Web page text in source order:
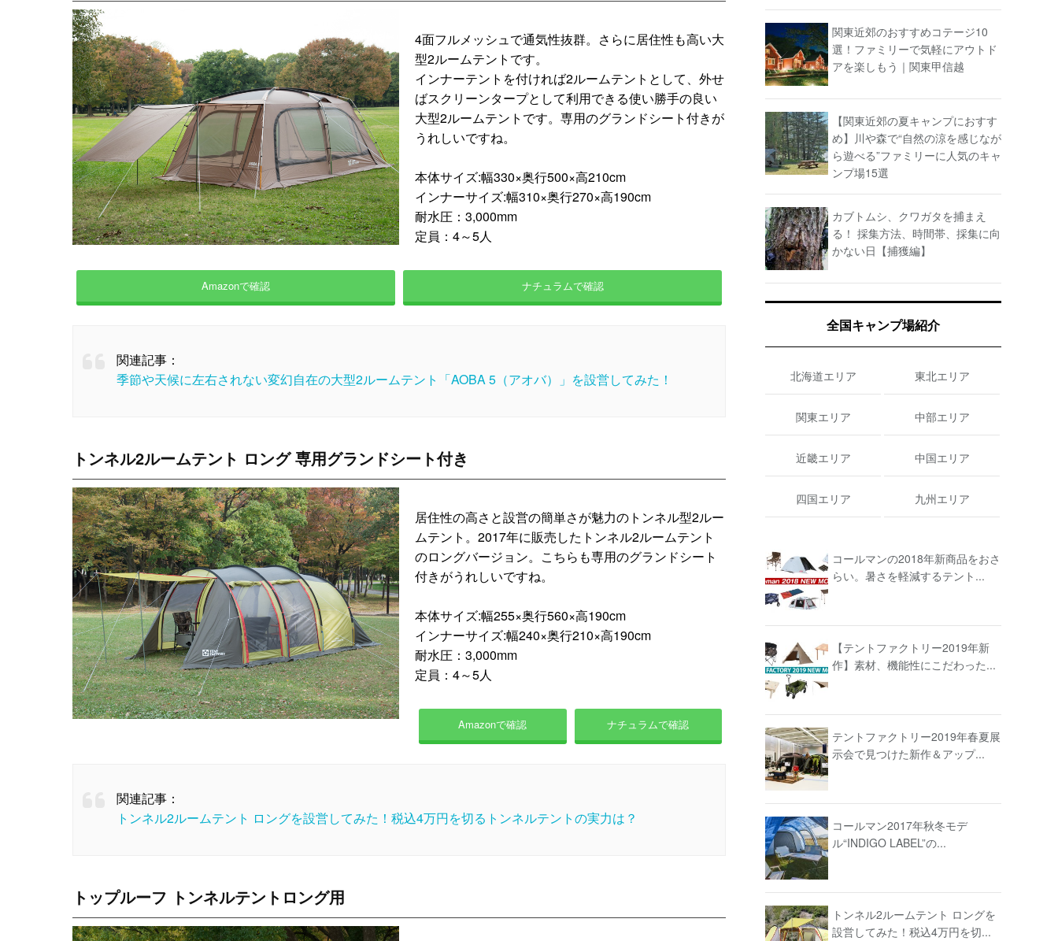
4面フルメッシュで通気性抜群。さらに居住性も高い大
型2ルームテントです。
インナーテントを付ければ2ルームテントとして、外せ
ばスクリーンタープとして利用できる使い勝手の良い
大型2ルームテントです。専用のグランドシート付きが
うれしいですね。
本体サイズ:幅330×奥行500×高210cm
インナーサイズ:幅310×奥行270×高190cm
耐水圧：3,000mm
定員：4～5人
Amazonで確認 ナチュラムで確認
関連記事：
季節や天候に左右されない変幻自在の大型2ルームテント「AOBA 5（アオバ）」を設営してみた！
トンネル2ルームテント ロング 専用グランドシート付き
居住性の高さと設営の簡単さが魅力のトンネル型2ルー
ムテント。2017年に販売したトンネル2ルームテント
のロングバージョン。こちらも専用のグランドシート
付きがうれしいですね。
本体サイズ:幅255×奥行560×高190cm
インナーサイズ:幅240×奥行210×高190cm
耐水圧：3,000mm
定員：4～5人
Amazonで確認 ナチュラムで確認
関連記事：
トンネル2ルームテント ロングを設営してみた！税込4万円を切るトンネルテントの実力は？
トップルーフ トンネルテントロング用
関東近郊のおすすめコテージ10
選！ファミリーで気軽にアウトド
アを楽しもう｜関東甲信越
【関東近郊の夏キャンプにおすす
め】川や森で“自然の涼を感じなが
ら遊べる”ファミリーに人気のキャ
ンプ場15選
カブトムシ、クワガタを捕まえ
る！ 採集方法、時間帯、採集に向
かない日【捕獲編】
全国キャンプ場紹介
北海道エリア 東北エリア
関東エリア 中部エリア
近畿エリア 中国エリア
四国エリア 九州エリア
コールマンの2018年新商品をおさ
らい。暑さを軽減するテント...
【テントファクトリー2019年新
作】素材、機能性にこだわった...
テントファクトリー2019年春夏展
示会で見つけた新作＆アップ...
コールマン2017年秋冬モデ
ル“INDIGO LABEL”の...
トンネル2ルームテント ロングを
設営してみた！税込4万円を切...